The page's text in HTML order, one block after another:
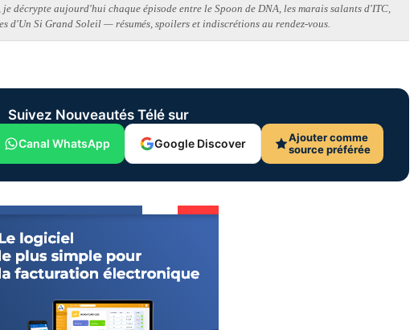
je décrypte aujourd'hui chaque épisode entre le Spoon de DNA, les marais salants d'ITC,
d'Un Si Grand Soleil — résumés, spoilers et indiscrétions au rendez-vous.
Suivez Nouveautés Télé sur
Canal WhatsApp Google Discover
Ajouter comme
source préférée